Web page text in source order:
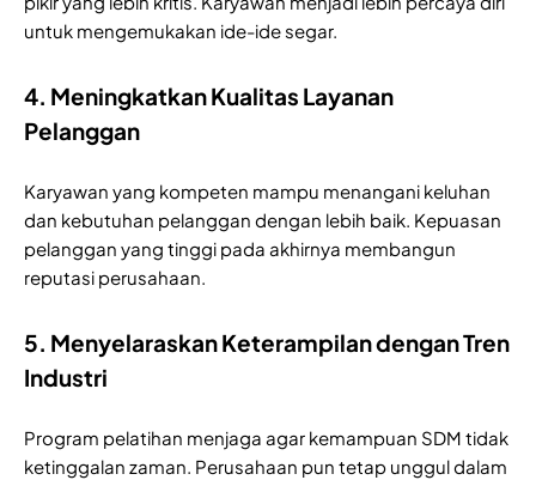
untuk mengemukakan ide-ide segar.
4. Meningkatkan Kualitas Layanan
Pelanggan
Karyawan yang kompeten mampu menangani keluhan
dan kebutuhan pelanggan dengan lebih baik. Kepuasan
pelanggan yang tinggi pada akhirnya membangun
reputasi perusahaan.
5. Menyelaraskan Keterampilan dengan Tren
Industri
Program pelatihan menjaga agar kemampuan SDM tidak
ketinggalan zaman. Perusahaan pun tetap unggul dalam